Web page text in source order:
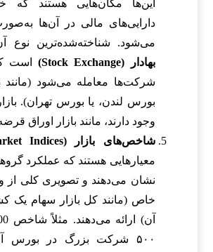
این‌ها مکان‌هایی هستند
دارایی‌های مالی در آن‌ها
می‌شود. شناخته‌شده‌ترین نوع
بهادار (Stock Exchange)
است
شرکت‌ها معامله می‌شود (مانند
بورس لندن، یا بورس تهران).
وجود دارند، مانند بازار اوراق قرضه
شاخص‌های بازار (Market Indices):
معیارهایی هستند که عملکرد گروهی
نشان می‌دهند و تصویری کلی از
خاص (مانند کل بازار سهام یک
۵۰۰ شرکت بزرگ در بورس